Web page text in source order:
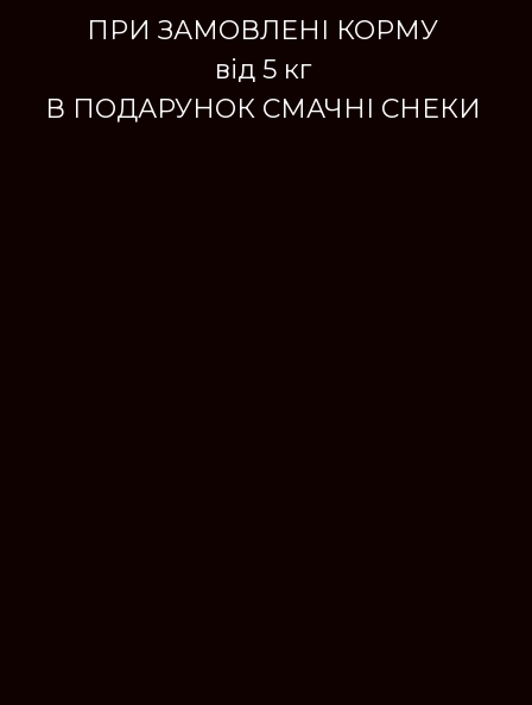
ПРИ ЗАМОВЛЕНІ КОРМУ
від 5 кг
В ПОДАРУНОК СМАЧНІ СНЕКИ